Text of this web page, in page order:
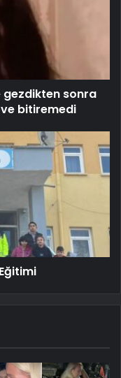
gezdikten sonra
bitiremedi